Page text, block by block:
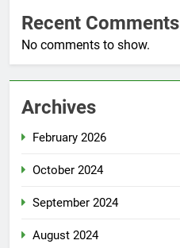
Recent Comments
No comments to show.
Archives
February 2026
October 2024
September 2024
August 2024